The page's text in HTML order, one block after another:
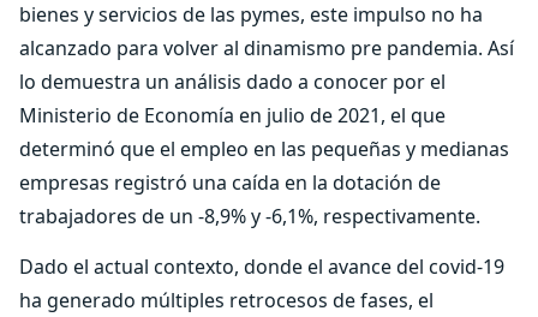
bienes y servicios de las pymes, este impulso no ha
alcanzado para volver al dinamismo pre pandemia. Así
lo demuestra un análisis dado a conocer por el
Ministerio de Economía en julio de 2021, el que
determinó que el empleo en las pequeñas y medianas
empresas registró una caída en la dotación de
trabajadores de un -8,9% y -6,1%, respectivamente.
Dado el actual contexto, donde el avance del covid-19
ha generado múltiples retrocesos de fases, el